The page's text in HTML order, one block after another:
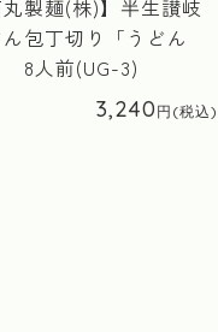
丸製麺(株)】半生讃岐
ん包丁切り「うどん
8人前(UG-3)
3,240